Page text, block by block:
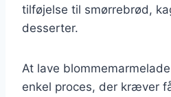
tilføjelse til smørrebrød,
desserter.
At lave
enkel proces, der kræver